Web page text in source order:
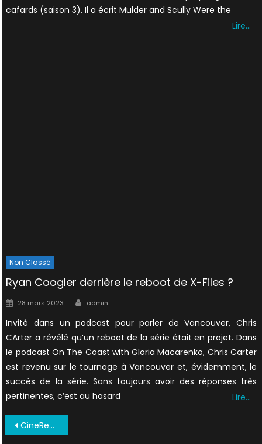
cafards (saison 3). Il a écrit Mulder and Scully Were the
Lire…
Non Classé
Ryan Coogler derrière le reboot de X-Files ?
Posted
28 mars 2023 Author
admin
Invité dans un podcast pour parler de Vancouver, Chris
CArter a révélé qu’un reboot de la série était en projet. Dans
le podcast On The Coast with Gloria Macarenko, Chris Carter
est revenu sur le tournage à Vancouver et, évidemment, le
succès de la série. Sans toujours avoir des réponses très
pertinentes, c’est au hasard
Lire…
Navigation
CineRevue 1996 02